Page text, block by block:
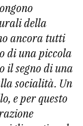
della
ancora tutti
di una piccola
il segno di una
socialità. Un
e per questo